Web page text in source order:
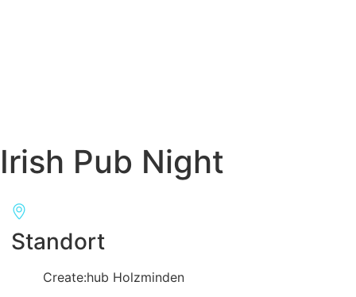
Irish Pub Night
Standort
Create:hub Holzminden